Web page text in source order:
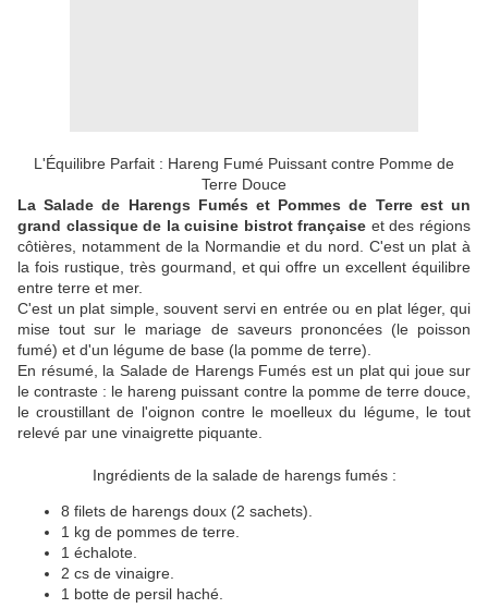
L'Équilibre Parfait : Hareng Fumé Puissant contre Pomme de
Terre Douce
La Salade de Harengs Fumés et Pommes de Terre est un
grand classique de la cuisine bistrot française et des régions
côtières, notamment de la Normandie et du nord. C'est un plat à
la fois rustique, très gourmand, et qui offre un excellent équilibre
entre terre et mer.
C'est un plat simple, souvent servi en entrée ou en plat léger, qui
mise tout sur le mariage de saveurs prononcées (le poisson
fumé) et d'un légume de base (la pomme de terre).
En résumé, la Salade de Harengs Fumés est un plat qui joue sur
le contraste : le hareng puissant contre la pomme de terre douce,
le croustillant de l'oignon contre le moelleux du légume, le tout
relevé par une vinaigrette piquante.
Ingrédients de la salade de harengs fumés :
8 filets de harengs doux (2 sachets).
1 kg de pommes de terre.
1 échalote.
2 cs de vinaigre.
1 botte de persil haché.